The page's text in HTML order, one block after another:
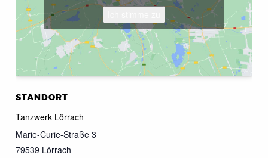
STANDORT
Tanzwerk Lörrach
Marie-Curie-Straße 3
79539 Lörrach